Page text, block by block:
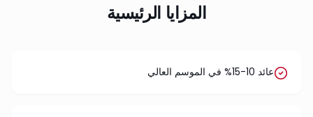
المزايا الرئيسية
عائد 10-15% في الموسم العالي